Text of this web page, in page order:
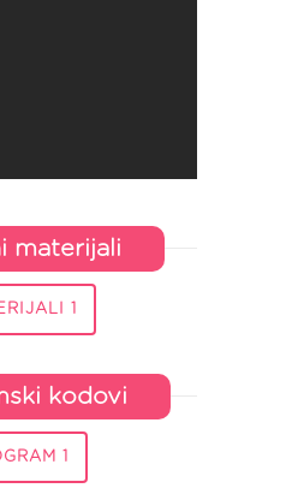
materijali
1
kodovi
1